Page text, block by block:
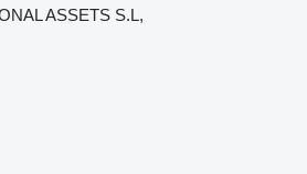
ASSETS S.L,